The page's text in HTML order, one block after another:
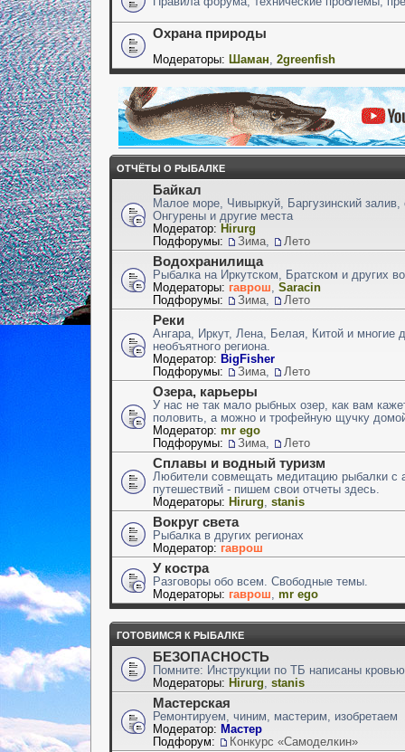
Охрана природы
Модераторы: Шаман 2greenfish
ОТЧЁТЫ О РЫБАЛКЕ
Байкал
Малое море, Чивыркуй, Баргузинский
Онгурены и другие места
Модератор: Hirurg
Подфорумы:
Зима Лето
Водохранилища
Рыбалка на Иркутском, Братском и других
Модераторы: гаврош
Saracin
Подфорумы:
Зима Лето
Реки
Ангара, Иркут, Лена, Белая, Китой и многие
необъятного региона.
Модератор: BigFisher
Подфорумы:
Зима Лето
Озера, карьеры
У нас не так мало рыбных озер, как вам
половить, а можно и трофейную щучку
Модератор: mr ego
Подфорумы:
Зима Лето
Сплавы и водный туризм
Любители совмещать медитацию рыбалки с
путешествий - пишем свои отчеты здесь.
Модераторы: Hirurg stanis
Вокруг света
Рыбалка в других регионах
Модератор: гаврош
У костра
Разговоры обо всем. Свободные темы.
Модераторы: гаврош mr ego
ГОТОВИМСЯ К РЫБАЛКЕ
БЕЗОПАСНОСТЬ
Помните: Инструкции по ТБ написаны
Модераторы: Hirurg stanis
Мастерская
Ремонтируем, чиним, мастерим, изобретаем
Модератор: Мастер
Подфорум:
Конкурс «Самоделкин»